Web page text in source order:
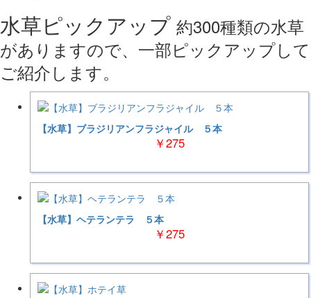
水草ピックアップ 約300種類の水草
がありますので、一部ピックアップして
ご紹介します。
【水草】ブラジリアンフラジャイル ５本
￥275
【水草】ヘテランテラ ５本
￥275